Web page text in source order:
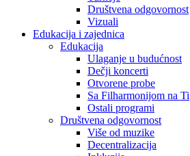
Društvena odgovornost
Vizuali
Edukacija i zajednica
Edukacija
Ulaganje u budućnost
Dečji koncerti
Otvorene probe
Sa Filharmonijom na Ti
Ostali programi
Društvena odgovornost
Više od muzike
Decentralizacija